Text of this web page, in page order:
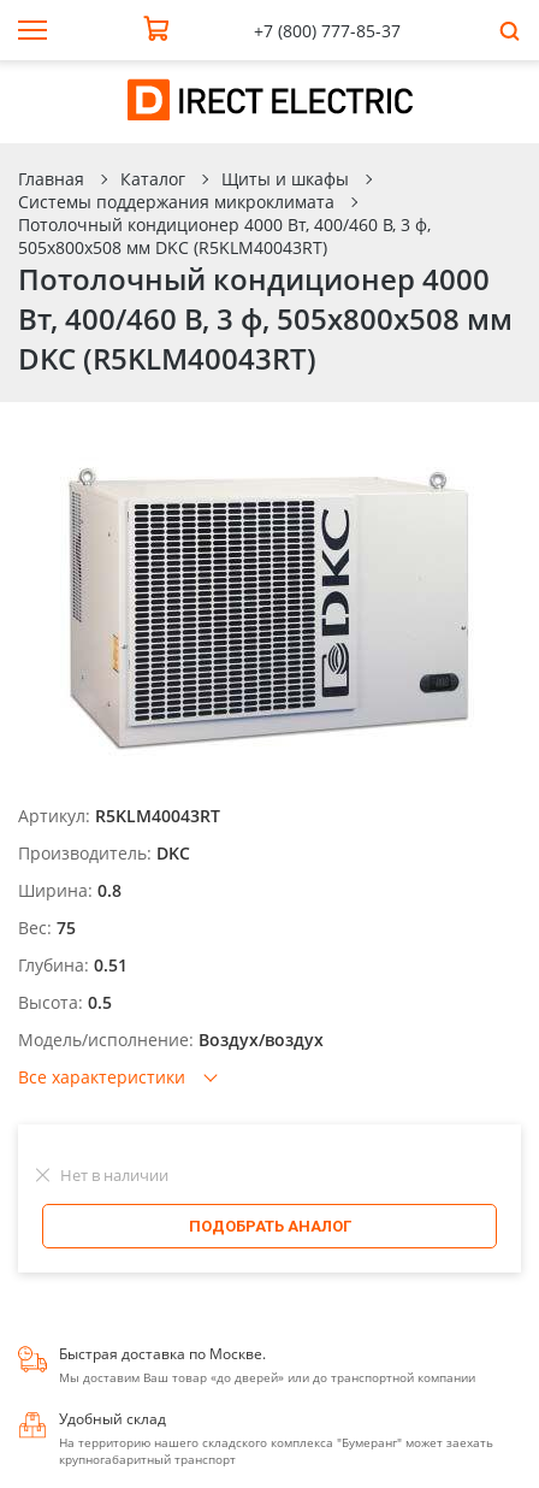
+7 (800) 777-85-37
Главная Каталог
Щиты и шкафы
Системы поддержания микроклимата
Потолочный кондиционер 4000 Вт, 400/460 В, 3 ф,
505х800х508 мм DKC (R5KLM40043RT)
Потолочный кондиционер 4000
Вт, 400/460 В, 3 ф, 505х800х508 мм
DKC (R5KLM40043RT)
Артикул: R5KLM40043RT
Производитель: DKC
Ширина: 0.8
Вес: 75
Глубина: 0.51
Высота: 0.5
Модель/исполнение: Воздух/воздух
Все характеристики
Нет в наличии
ПОДОБРАТЬ АНАЛОГ
Быстрая доставка по Москве.
Мы доставим Ваш товар «до дверей» или до транспортной компании
Удобный склад
На территорию нашего складского комплекса "Бумеранг" может заехать
крупногабаритный транспорт